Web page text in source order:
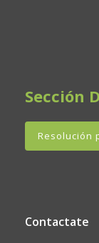
Sección
Resolución
Contactate